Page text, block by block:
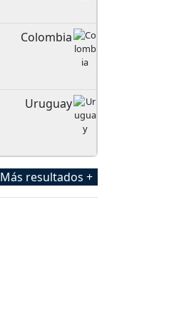
Colombia
Uruguay
Más resultados +